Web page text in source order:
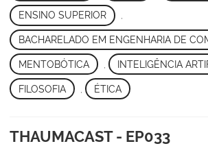
ENSINO SUPERIOR ,
BACHARELADO EM ENGENHARIA DE
MENTOBÓTICA INTELIGÊNCIA
FILOSOFIA ÉTICA
THAUMACAST - EP033